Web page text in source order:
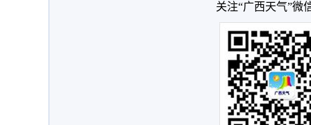
关注“广西天气”微